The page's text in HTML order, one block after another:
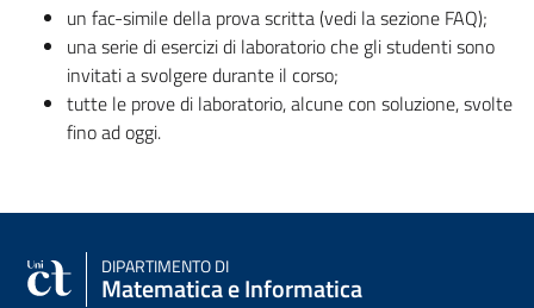
un fac-simile della prova scritta (vedi la sezione FAQ);
una serie di esercizi di laboratorio che gli studenti sono
invitati a svolgere durante il corso;
tutte le prove di laboratorio, alcune con soluzione, svolte
fino ad oggi.
DIPARTIMENTO DI
Matematica e Informatica